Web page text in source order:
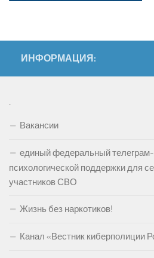
ИНФОРМАЦИЯ:
.
Вакансии
единый федеральный
психологической поддержки для
участников СВО
Жизнь без наркотиков!
Канал «Вестник киберполиции